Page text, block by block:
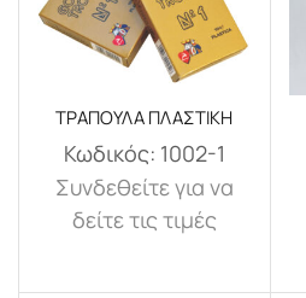
ΤΡΑΠΟΥΛΑ ΠΛΑΣΤΙΚΗ
Κωδικός: 1002-1
Συνδεθείτε για να
δείτε τις τιμές